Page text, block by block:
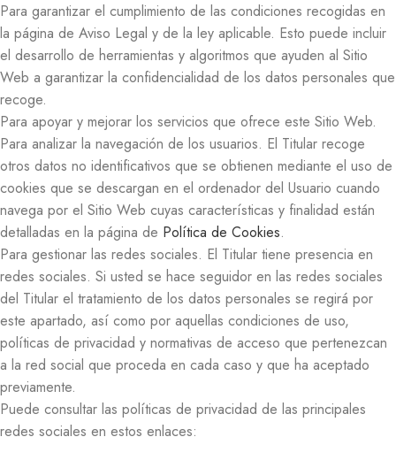
Para garantizar el cumplimiento de las condiciones recogidas en
la página de Aviso Legal y de la ley aplicable. Esto puede incluir
el desarrollo de herramientas y algoritmos que ayuden al Sitio
Web a garantizar la confidencialidad de los datos personales que
recoge.
Para apoyar y mejorar los servicios que ofrece este Sitio Web.
Para analizar la navegación de los usuarios. El Titular recoge
otros datos no identificativos que se obtienen mediante el uso de
cookies que se descargan en el ordenador del Usuario cuando
navega por el Sitio Web cuyas características y finalidad están
detalladas en la página de Política de Cookies.
Para gestionar las redes sociales. El Titular tiene presencia en
redes sociales. Si usted se hace seguidor en las redes sociales
del Titular el tratamiento de los datos personales se regirá por
este apartado, así como por aquellas condiciones de uso,
políticas de privacidad y normativas de acceso que pertenezcan
a la red social que proceda en cada caso y que ha aceptado
previamente.
Puede consultar las políticas de privacidad de las principales
redes sociales en estos enlaces: